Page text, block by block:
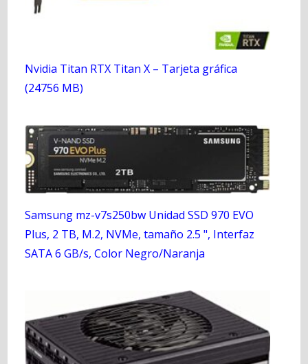
Nvidia Titan RTX Titan X – Tarjeta gráfica
(24756 MB)
Samsung mz-v7s250bw Unidad SSD 970 EVO
Plus, 2 TB, M.2, NVMe, tamaño 2.5 ", Interfaz
SATA 6 GB/s, Color Negro/Naranja